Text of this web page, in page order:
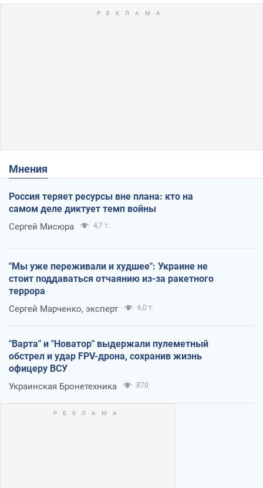
Мнения
Россия теряет ресурсы вне плана: кто на
самом деле диктует темп войны
Сергей Мисюра 4,7 т.
"Мы уже переживали и худшее": Украине не
стоит поддаваться отчаянию из-за ракетного
террора
Сергей Марченко, эксперт 6,0 т.
"Варта" и "Новатор" выдержали пулеметный
обстрел и удар FPV-дрона, сохранив жизнь
офицеру ВСУ
Украинская Бронетехника 870